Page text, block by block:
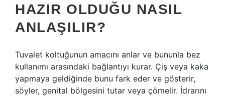
HAZIR OLDUĞU NASIL
ANLAŞILIR?
Tuvalet koltuğunun amacını anlar ve bununla bez
kullanımı arasındaki bağlantıyı kurar. Çiş veya kaka
yapmaya geldiğinde bunu fark eder ve gösterir,
söyler, genital bölgesini tutar veya çömelir. İdrarını